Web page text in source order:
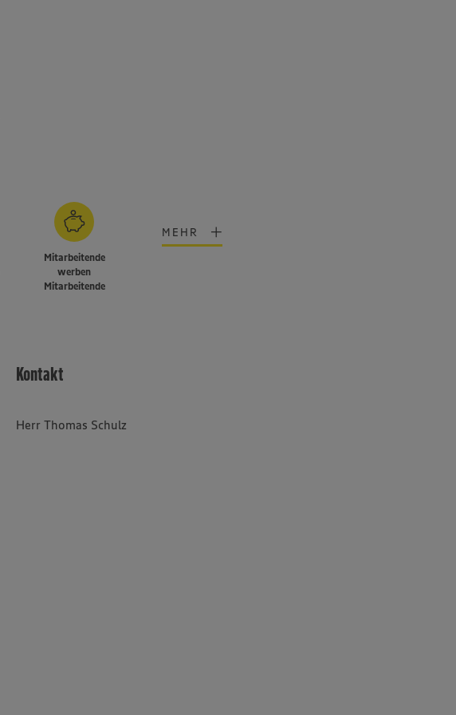
Mitarbeitende
werben
Mitarbeitende
MEHR
Kontakt
Herr Thomas Schulz